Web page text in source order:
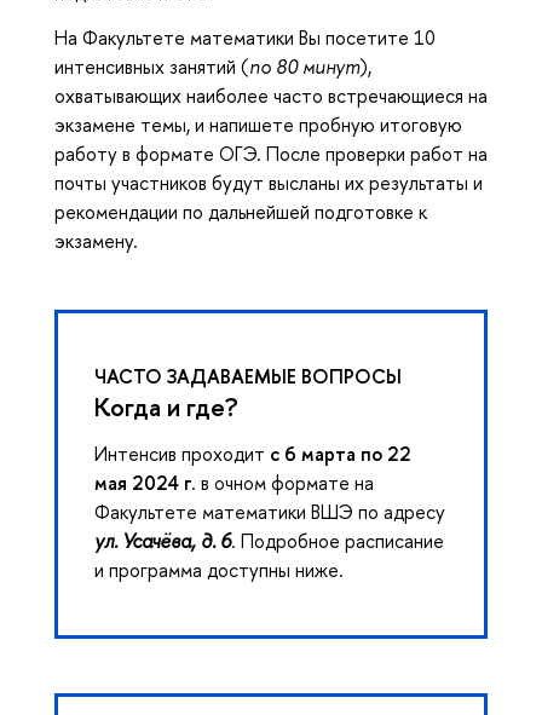
На Факультете математики Вы посетите 10
интенсивных занятий (по 80 минут),
охватывающих наиболее часто встречающиеся на
экзамене темы, и напишете пробную итоговую
работу в формате ОГЭ. После проверки работ на
почты участников будут высланы их результаты и
рекомендации по дальнейшей подготовке к
экзамену.
ЧАСТО ЗАДАВАЕМЫЕ ВОПРОСЫ
Когда и где?
Интенсив проходит с 6 марта по 22
мая 2024 г. в очном формате на
Факультете математики ВШЭ по адресу
ул. Усачёва, д. 6. Подробное расписание
и программа доступны ниже.